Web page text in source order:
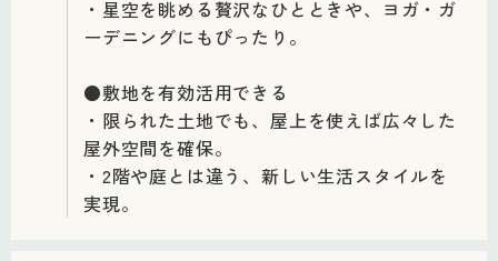
・星空を眺める贅沢なひとときや、ヨガ・ガ
ーデニングにもぴったり。
●敷地を有効活用できる
・限られた土地でも、屋上を使えば広々した
屋外空間を確保。
・2階や庭とは違う、新しい生活スタイルを
実現。